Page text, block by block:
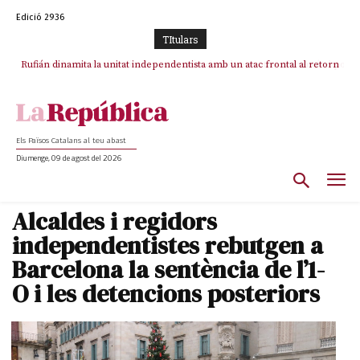
Edició 2936
TItulars
Rufián dinamita la unitat independentista amb un atac frontal al retorn
Puigdemont reivindica la transparència del seu retorn i manté el pols
Els Països Catalans al teu abast
Diumenge, 09 de agost del 2026
Alcaldes i regidors
independentistes rebutgen a
Barcelona la sentència de l’1-
O i les detencions posteriors